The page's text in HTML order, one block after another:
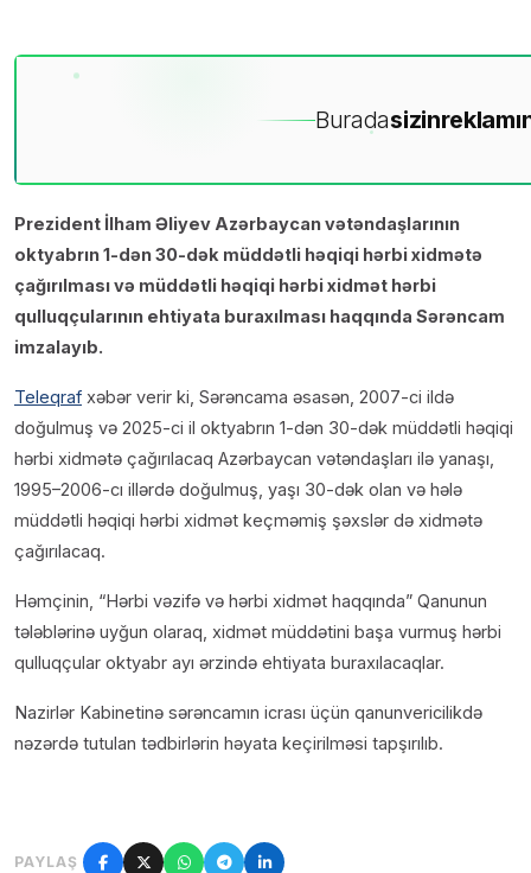
Buradasizin
Prezident İlham Əliyev Azərbaycan vətəndaşlarının
oktyabrın 1-dən 30-dək müddətli həqiqi hərbi xidmətə
çağırılması və müddətli həqiqi hərbi xidmət hərbi
qulluqçularının ehtiyata buraxılması haqqında Sərəncam
imzalayıb.
Teleqraf xəbər verir ki, Sərəncama əsasən, 2007-ci ildə
doğulmuş və 2025-ci il oktyabrın 1-dən 30-dək müddətli həqiqi
hərbi xidmətə çağırılacaq Azərbaycan vətəndaşları ilə yanaşı,
1995–2006-cı illərdə doğulmuş, yaşı 30-dək olan və hələ
müddətli həqiqi hərbi xidmət keçməmiş şəxslər də xidmətə
çağırılacaq.
Həmçinin, “Hərbi vəzifə və hərbi xidmət haqqında” Qanunun
tələblərinə uyğun olaraq, xidmət müddətini başa vurmuş hərbi
qulluqçular oktyabr ayı ərzində ehtiyata buraxılacaqlar.
Nazirlər Kabinetinə sərəncamın icrası üçün qanunvericilikdə
nəzərdə tutulan tədbirlərin həyata keçirilməsi tapşırılıb.
PAYLAŞ